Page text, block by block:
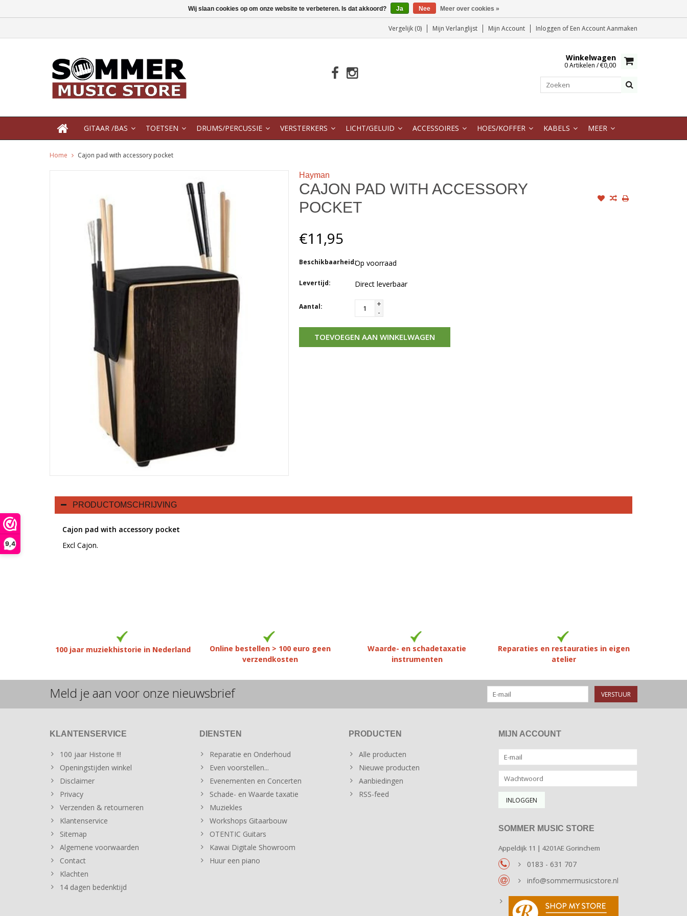
9,4
Vergelijk (0) Mijn Verlanglijst Mijn Account Inloggen of Een Account Aanmaken
Winkelwagen
0 Artikelen / €0,00
GITAAR /BAS TOETSEN DRUMS/PERCUSSIE VERSTERKERS LICHT/GELUID ACCESSOIRES HOES/KOFFER KABELS MEER
Home Cajon pad with accessory pocket
Hayman
CAJON PAD WITH ACCESSORY
POCKET
€11,95
Beschikbaarheid:Op voorraad
Levertijd: Direct leverbaar
Aantal:
+
-
TOEVOEGEN AAN WINKELWAGEN
PRODUCTOMSCHRIJVING
Cajon pad with accessory pocket
Excl Cajon.
100 jaar muziekhistorie in Nederland
Online bestellen > 100 euro geen
verzendkosten
Waarde- en schadetaxatie
instrumenten
Reparaties en restauraties in eigen
atelier
Meld je aan voor onze nieuwsbrief VERSTUUR
KLANTENSERVICE
100 jaar Historie !!!
Openingstijden winkel
Disclaimer
Privacy
Verzenden & retourneren
Klantenservice
Sitemap
Algemene voorwaarden
Contact
Klachten
14 dagen bedenktijd
DIENSTEN
Reparatie en Onderhoud
Even voorstellen...
Evenementen en Concerten
Schade- en Waarde taxatie
Muziekles
Workshops Gitaarbouw
OTENTIC Guitars
Kawai Digitale Showroom
Huur een piano
PRODUCTEN
Alle producten
Nieuwe producten
Aanbiedingen
RSS-feed
MIJN ACCOUNT
SOMMER MUSIC STORE
Appeldijk 11 | 4201AE Gorinchem
0183 - 631 707
info@sommermusicstore.nl
Wij slaan cookies op om onze website te verbeteren. Is dat akkoord? Ja Nee Meer over cookies »